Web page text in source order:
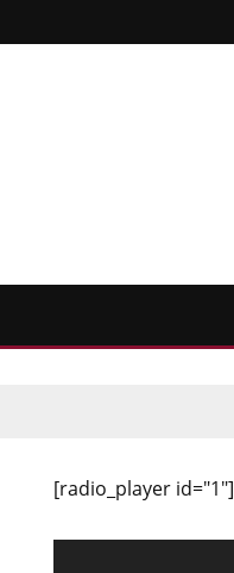
[radio_player id="1"]